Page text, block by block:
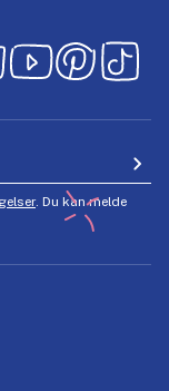
. Du kan melde